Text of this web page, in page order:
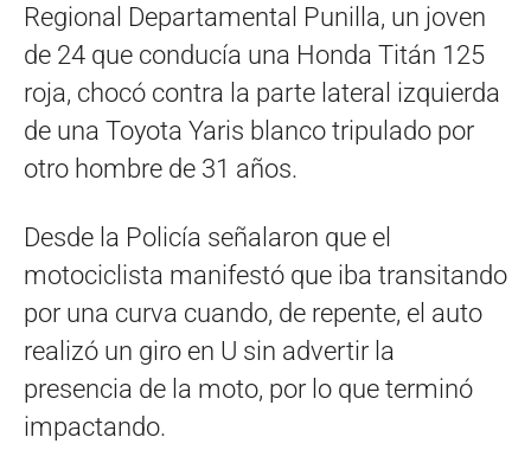
Regional Departamental Punilla, un joven
de 24 que conducía una Honda Titán 125
roja, chocó contra la parte lateral izquierda
de una Toyota Yaris blanco tripulado por
otro hombre de 31 años.
Desde la Policía señalaron que el
motociclista manifestó que iba transitando
por una curva cuando, de repente, el auto
realizó un giro en U sin advertir la
presencia de la moto, por lo que terminó
impactando.